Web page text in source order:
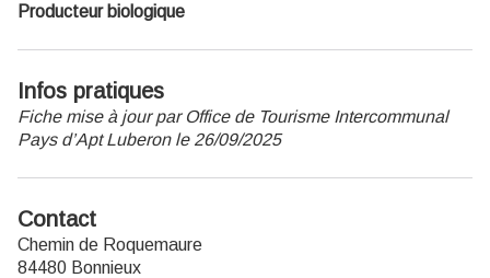
Producteur biologique
Infos pratiques
Fiche mise à jour par Office de Tourisme Intercommunal
Pays d’Apt Luberon le 26/09/2025
Contact
Chemin de Roquemaure
84480 Bonnieux